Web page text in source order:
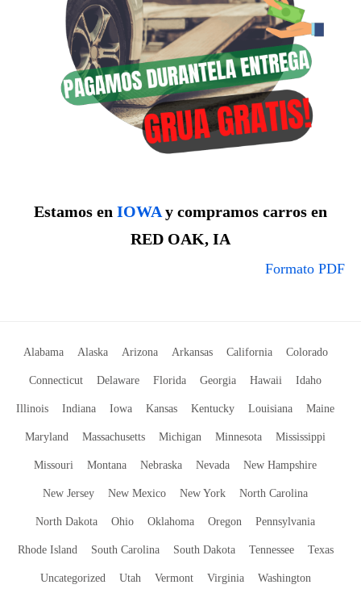
Estamos en IOWAy compramos carros en
RED OAK, IA
Formato PDF
Alabama Alaska Arizona Arkansas California Colorado
Connecticut Delaware Florida Georgia Hawaii Idaho
Illinois Indiana Iowa Kansas Kentucky Louisiana Maine
Maryland Massachusetts Michigan Minnesota Mississippi
Missouri Montana Nebraska Nevada New Hampshire
New Jersey New Mexico New York North Carolina
North Dakota Ohio Oklahoma Oregon Pennsylvania
Rhode Island South Carolina South Dakota Tennessee Texas
Uncategorized Utah Vermont Virginia Washington